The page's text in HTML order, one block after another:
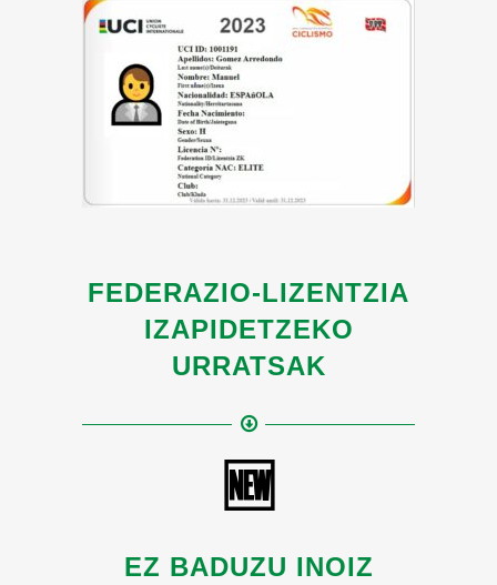
FEDERAZIO-LIZENTZIA
IZAPIDETZEKO
URRATSAK
🆕
EZ BADUZU INOIZ